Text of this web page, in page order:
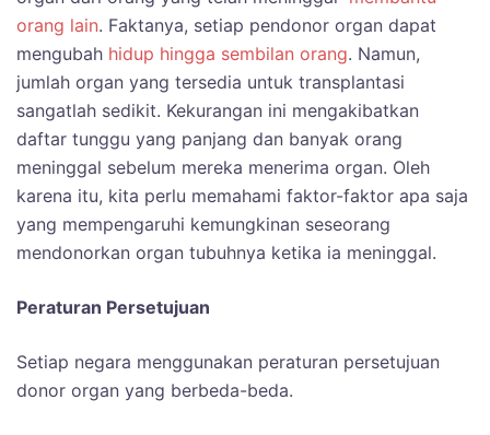
orang lain. Faktanya, setiap pendonor organ dapat
mengubah hidup hingga sembilan orang. Namun,
jumlah organ yang tersedia untuk transplantasi
sangatlah sedikit. Kekurangan ini mengakibatkan
daftar tunggu yang panjang dan banyak orang
meninggal sebelum mereka menerima organ. Oleh
karena itu, kita perlu memahami faktor-faktor apa saja
yang mempengaruhi kemungkinan seseorang
mendonorkan organ tubuhnya ketika ia meninggal.
Peraturan Persetujuan
Setiap negara menggunakan peraturan persetujuan
donor organ yang berbeda-beda.